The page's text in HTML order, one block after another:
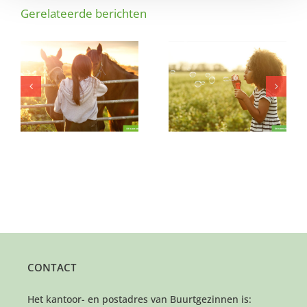
Gerelateerde berichten
Dit meisje brengt veel
gezelligheid mee!
Warm plekje gezocht
voor vrolijk
babymeisje (10
maanden)
CONTACT
Het kantoor- en postadres van Buurtgezinnen is: